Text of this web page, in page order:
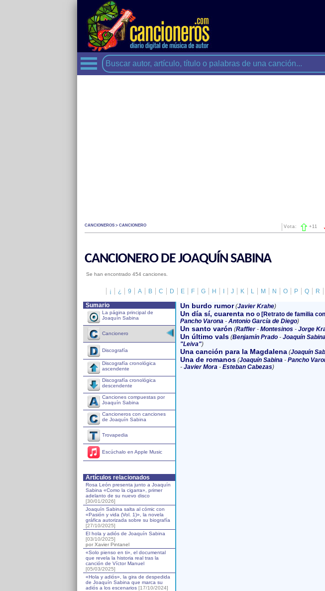
CANCIONEROS > CANCIONERO Vota: +11
CANCIONERO DE JOAQUÍN SABINA
Se han encontrado 454 canciones.
¡ ¿ 9 A B C D E F G H J K L M N O P Q R
Sumario
La página principal de
Joaquín Sabina
Cancionero
Discografía
Discografía cronológica
ascendente
Discografía cronológica
descendente
Canciones compuestas por
Joaquín Sabina
Cancioneros con canciones
de Joaquín Sabina
Trovapedia
Escúchalo en Apple Music
Artículos relacionados
Rosa León presenta junto a Joaquín
Sabina «Como la cigarra», primer
adelanto de su nuevo disco
[30/01/2026]
Joaquín Sabina salta al cómic con
«Pasión y vida (Vol. 1)», la novela
gráfica autorizada sobre su biografía
[27/10/2025]
El hola y adiós de Joaquín Sabina
[03/10/2025]
por Xavier Pintanel
«Solo pienso en ti», el documental
que revela la historia real tras la
canción de Víctor Manuel
[05/03/2025]
«Hola y adiós», la gira de despedida
de Joaquín Sabina que marca su
adiós a los escenarios [17/10/2024]
Un burdo rumor (Javier Krahe)
Un día sí, cuarenta no o [Retrato de familia
Pancho Varona- Antonio García de Diego)
Un santo varón (Raffler- Montesinos- Jorge
Un último vals (Benjamín Prado- Joaquín
"Leiva")
Una canción para la Magdalena (Joaquín
Una de romanos (Joaquín Sabina- Pancho
- Javier Mora- Esteban Cabezas)